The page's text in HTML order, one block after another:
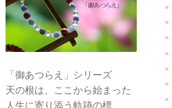
「御あつらえ」シリーズ
天の根は、ここから始まった
人生に寄り添う軌跡の標